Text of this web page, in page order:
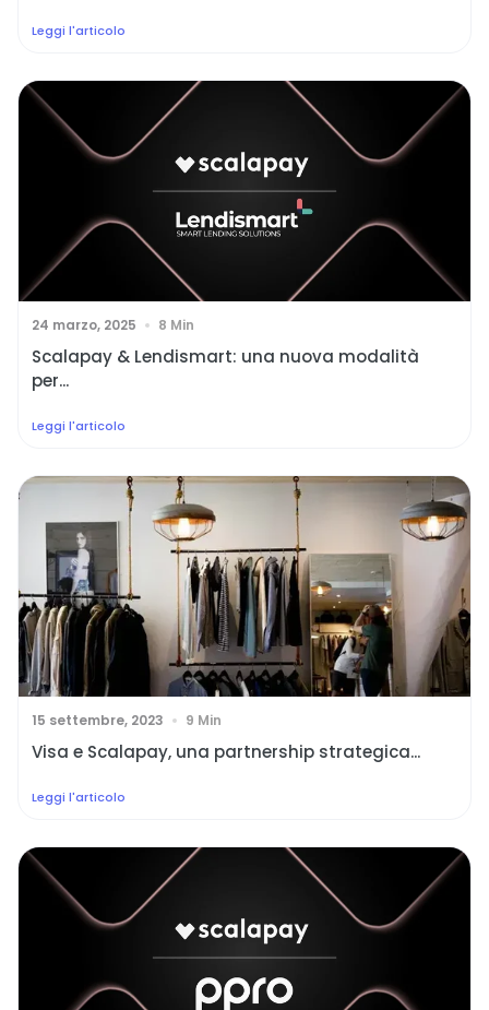
Leggi l'articolo
24 marzo, 2025 8 Min
Scalapay & Lendismart: una nuova modalità
per...
Leggi l'articolo
15 settembre, 2023 9 Min
Visa e Scalapay, una partnership strategica...
Leggi l'articolo